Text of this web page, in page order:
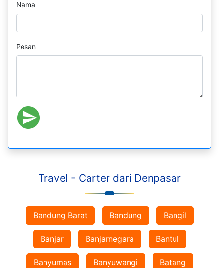
Nama
Pesan
Travel - Carter dari Denpasar
Bandung Barat Bandung Bangil
Banjar Banjarnegara Bantul
Banyumas Banyuwangi Batang